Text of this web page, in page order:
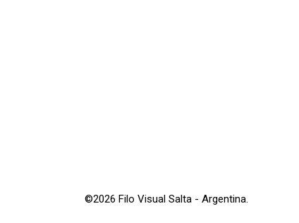
©2026 Filo Visual Salta - Argentina.